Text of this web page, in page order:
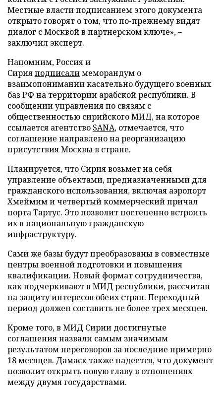
Местные власти подписанием этого документа
открыто говорят о том, что по-прежнему видят
диалог с Москвой в партнерском ключе», –
заключил эксперт.
Напомним, Россия и
Сирияподписалимеморандум о
взаимопонимании касательно будущего военных
баз РФ на территории арабской республики. В
сообщении управления по связям с
общественностью сирийского МИД, на которое
ссылается агентство SANA, отмечается, что
соглашение направлено на реорганизацию
присутствия Москвы в стране.
Планируется, что Сирия возьмет на себя
управление объектами, предназначенными для
гражданского использования, включая аэропорт
Хмеймим и четвертый коммерческий причал
порта Тартус. Это позволит постепенно встроить
их в национальную гражданскую
инфраструктуру.
Сами же базы будут преобразованы в совместные
центры военной подготовки и повышения
квалификации. Новый формат сотрудничества,
как подчеркивают в МИД республики, рассчитан
на защиту интересов обеих стран. Переходный
период должен составить не более трех месяцев.
Кроме того, в МИД Сирии достигнутые
соглашения назвали самым значимым
результатом переговоров за последние примерно
18 месяцев. Дамаск также надеется, что документ
позволит открыть новую главу в отношениях
между двумя государствами.